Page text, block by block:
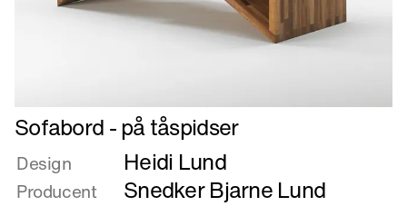
Læs
mere
om
Sofabord
-
Sofabord - på tåspidser
Design Heidi Lund
Producent Snedker Bjarne Lund